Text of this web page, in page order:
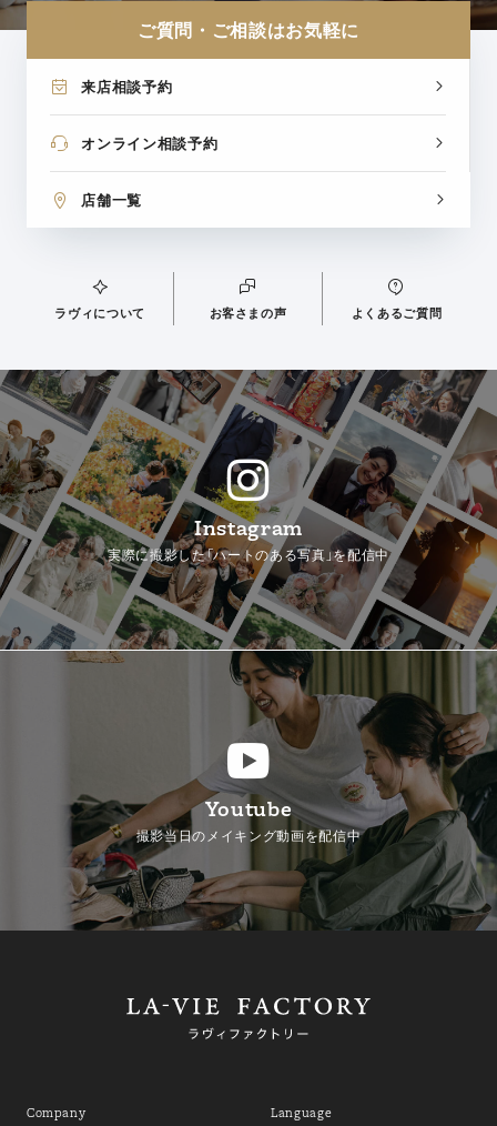
ご質問・ご相談はお気軽に
来店相談予約
オンライン相談予約
店舗一覧
ラヴィについて お客さまの声 よくあるご質問
Instagram
実際に撮影した「ハートのある写真」を配信中
Youtube
撮影当日のメイキング動画を配信中
Company Language